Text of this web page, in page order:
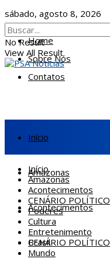
sábado, agosto 8, 2026
Home
Sobre Nós
Contatos
No Result
View All Result
Início
Amazonas
Acontecimentos
CENÁRIO POLÍTICO
Início
Amazonas
Acontecimentos
CENÁRIO POLÍTICO
Poderes
Cultura
Entretenimento
Brasil
Mundo